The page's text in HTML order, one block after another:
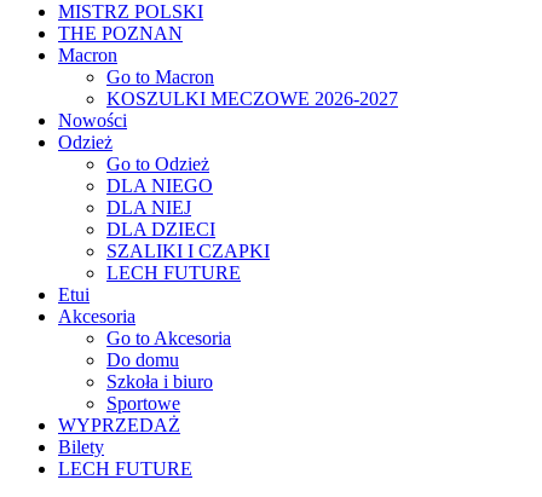
MISTRZ POLSKI
THE POZNAN
Macron
Go to Macron
KOSZULKI MECZOWE 2026-2027
Nowości
Odzież
Go to Odzież
DLA NIEGO
DLA NIEJ
DLA DZIECI
SZALIKI I CZAPKI
LECH FUTURE
Etui
Akcesoria
Go to Akcesoria
Do domu
Szkoła i biuro
Sportowe
WYPRZEDAŻ
Bilety
LECH FUTURE